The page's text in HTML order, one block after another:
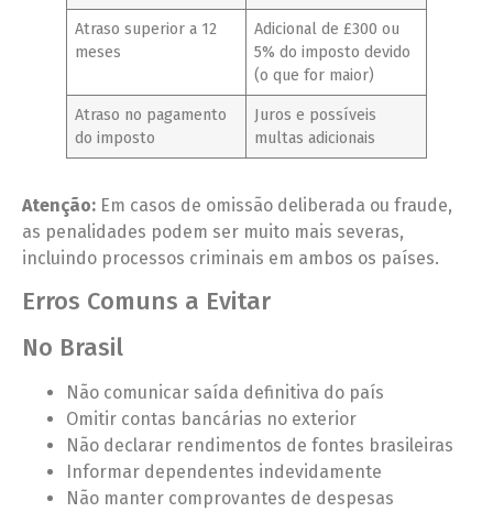
Atraso superior a 12
meses
Adicional de £300 ou
5% do imposto devido
(o que for maior)
Atraso no pagamento
do imposto
Juros e possíveis
multas adicionais
Atenção: Em casos de omissão deliberada ou fraude,
as penalidades podem ser muito mais severas,
incluindo processos criminais em ambos os países.
Erros Comuns a Evitar
No Brasil
Não comunicar saída definitiva do país
Omitir contas bancárias no exterior
Não declarar rendimentos de fontes brasileiras
Informar dependentes indevidamente
Não manter comprovantes de despesas